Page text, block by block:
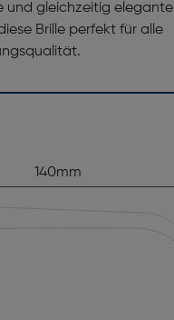
und gleichzeitig elegante
Brille perfekt für alle
140mm